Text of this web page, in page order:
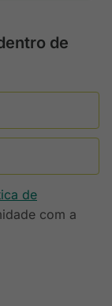
de
de
com a